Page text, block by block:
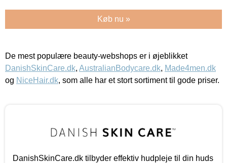
Køb nu »
De mest populære beauty-webshops er i øjeblikket
DanishSkinCare.dk, AustralianBodycare.dk, Made4men.dk
og NiceHair.dk, som alle har et stort sortiment til gode priser.
DanishSkinCare.dk tilbyder effektiv hudpleje til din huds